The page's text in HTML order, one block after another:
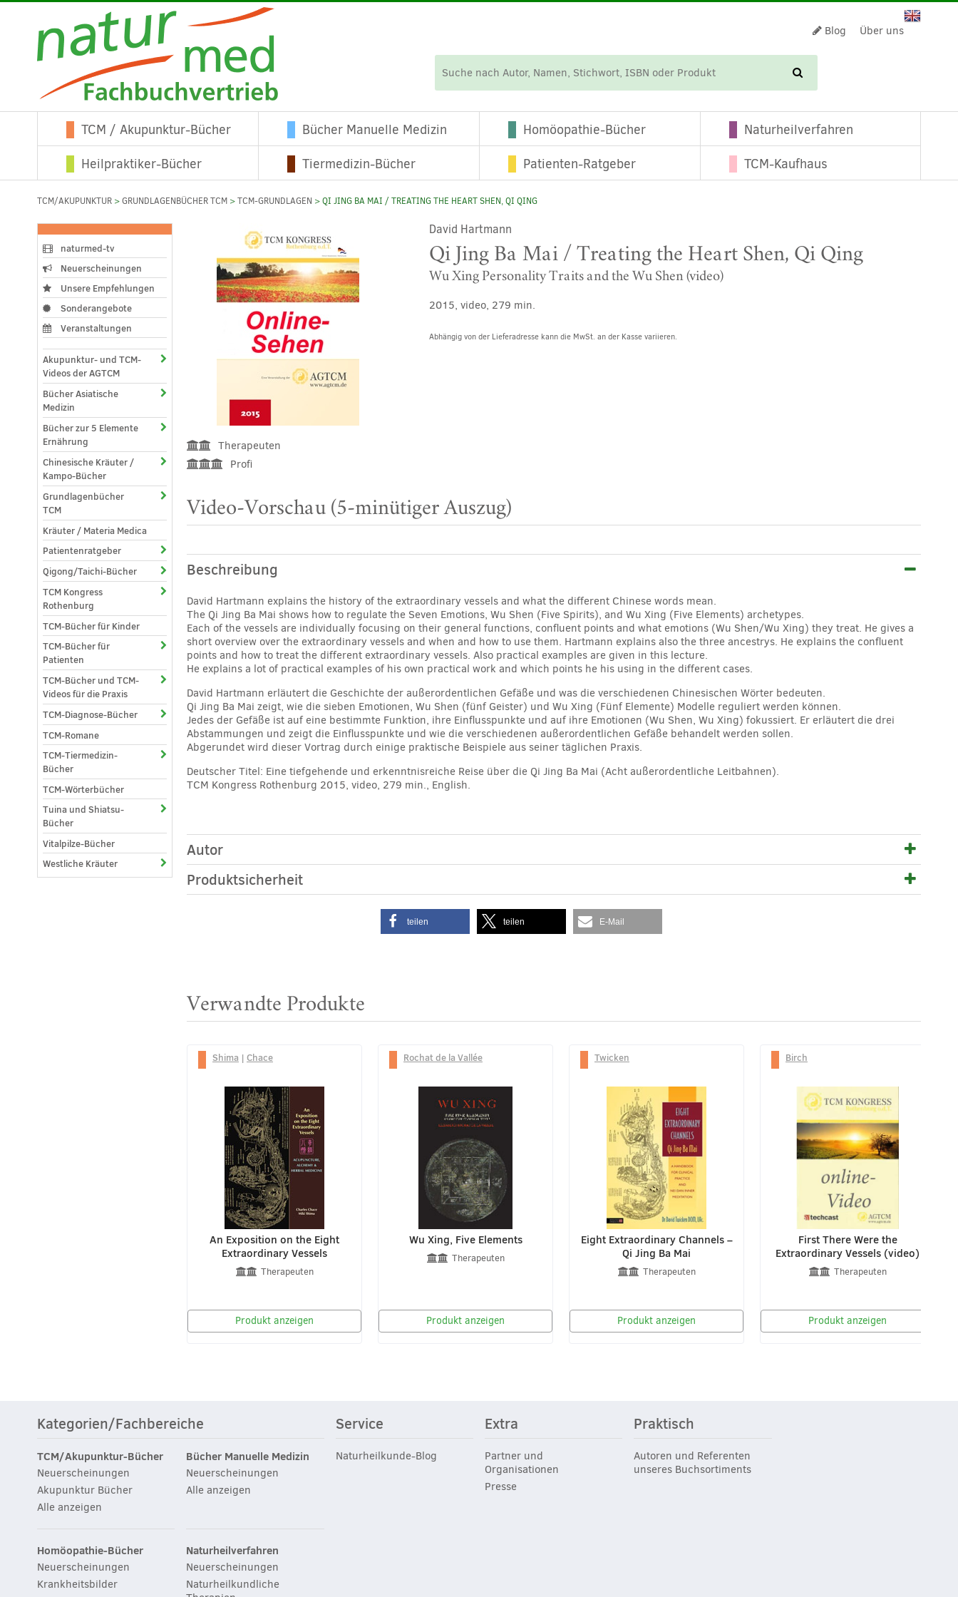
Blog Über uns
TCM / Akupunktur-Bücher Bücher Manuelle Medizin Homöopathie-Bücher
Naturheilverfahren
Heilpraktiker-Bücher
Tiermedizin-Bücher Patienten-Ratgeber TCM-Kaufhaus
TCM/AKUPUNKTUR >GRUNDLAGENBÜCHER TCM >TCM-GRUNDLAGEN > QI JING BA MAI / TREATING THE HEART SHEN, QI QING
Therapeuten
Profi
David Hartmann
Qi Jing Ba Mai / Treating the Heart Shen, Qi Qing
Wu Xing Personality Traits and the Wu Shen (video)
2015, video, 279 min.
Abhängig von der Lieferadresse kann die MwSt. an der Kasse variieren.
Video-Vorschau (5-minütiger Auszug)
Beschreibung
David Hartmann explains the history of the extraordinary vessels and what the different Chinese words mean.
The Qi Jing Ba Mai shows how to regulate the Seven Emotions, Wu Shen (Five Spirits), and Wu Xing (Five Elements) archetypes.
Each of the vessels are individually focusing on their general functions, confluent points and what emotions (Wu Shen/Wu Xing) they treat. He gives a
short overview over the extraordinary vessels and when and how to use them. Hartmann explains also the three ancestrys. He explains the confluent
points and how to treat the different extraordinary vessels. Also practical examples are given in this lecture.
He explains a lot of practical examples of his own practical work and which points he his using in the different cases.
David Hartmann erläutert die Geschichte der außerordentlichen Gefäße und was die verschiedenen Chinesischen Wörter bedeuten.
Qi Jing Ba Mai zeigt, wie die sieben Emotionen, Wu Shen (fünf Geister) und Wu Xing (Fünf Elemente) Modelle reguliert werden können.
Jedes der Gefäße ist auf eine bestimmte Funktion, ihre Einflusspunkte und auf ihre Emotionen (Wu Shen, Wu Xing) fokussiert. Er erläutert die drei
Abstammungen und zeigt die Einflusspunkte und wie die verschiedenen außerordentlichen Gefäße behandelt werden sollen.
Abgerundet wird dieser Vortrag durch einige praktische Beispiele aus seiner täglichen Praxis.
Deutscher Titel: Eine tiefgehende und erkenntnisreiche Reise über die Qi Jing Ba Mai (Acht außerordentliche Leitbahnen).
TCM Kongress Rothenburg 2015, video, 279 min., English.
Autor
Produktsicherheit
teilen teilen E-Mail
Verwandte Produkte
Shima | Chace
An Exposition on the Eight
Extraordinary Vessels
Therapeuten
Produkt anzeigen
Rochat de la Vallée
Wu Xing, Five Elements
Therapeuten
Produkt anzeigen
Twicken
Eight Extraordinary Channels –
Qi Jing Ba Mai
Therapeuten
Produkt anzeigen
Birch
First There Were the
Extraordinary Vessels (video)
Therapeuten
Produkt anzeigen
naturmed-tv
Neuerscheinungen
Unsere Empfehlungen
Sonderangebote
Veranstaltungen
Akupunktur- und TCM-
Videos der AGTCM
Bücher Asiatische
Medizin
Bücher zur 5 Elemente
Ernährung
Chinesische Kräuter /
Kampo-Bücher
Grundlagenbücher
TCM
Kräuter / Materia Medica
Patientenratgeber
Qigong/Taichi-Bücher
TCM Kongress
Rothenburg
TCM-Bücher für Kinder
TCM-Bücher für
Patienten
TCM-Bücher und TCM-
Videos für die Praxis
TCM-Diagnose-Bücher
TCM-Romane
TCM-Tiermedizin-
Bücher
TCM-Wörterbücher
Tuina und Shiatsu-
Bücher
Vitalpilze-Bücher
Westliche Kräuter
Kategorien/Fachbereiche
TCM/Akupunktur-Bücher
Neuerscheinungen
Akupunktur Bücher
Alle anzeigen
Bücher Manuelle Medizin
Neuerscheinungen
Alle anzeigen
Homöopathie-Bücher
Neuerscheinungen
Krankheitsbilder
Naturheilverfahren
Neuerscheinungen
Naturheilkundliche
Service
Naturheilkunde-Blog
Extra
Partner und
Organisationen
Presse
Praktisch
Autoren und Referenten
unseres Buchsortiments